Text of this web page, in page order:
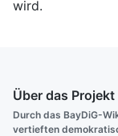
wird.
Über das Projekt
Durch das BayDiG-
vertieften